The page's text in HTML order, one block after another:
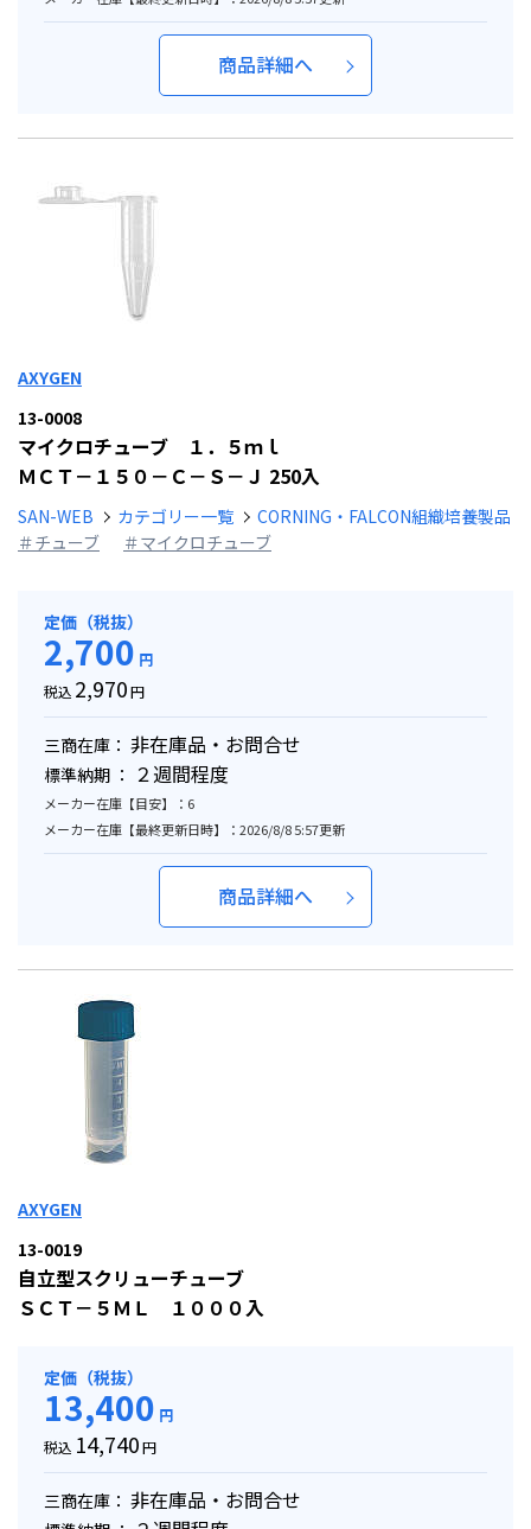
商品詳細へ
AXYGEN
13-0008
マイクロチューブ １．５ｍｌ
ＭＣＴ－１５０－Ｃ－Ｓ－Ｊ 250入
SAN-WEB カテゴリー一覧
CORNING・FALCON組織培養製品
＃チューブ
＃マイクロチューブ
定価（税抜）
2,700 円
税込 2,970円
三商在庫： 非在庫品・お問合せ
標準納期 ： ２週間程度
メーカー在庫【目安】：6
メーカー在庫【最終更新日時】：2026/8/8 5:57更新
商品詳細へ
AXYGEN
13-0019
自立型スクリューチューブ
ＳＣＴ－５ＭＬ １０００入
定価（税抜）
13,400 円
税込 14,740円
三商在庫： 非在庫品・お問合せ